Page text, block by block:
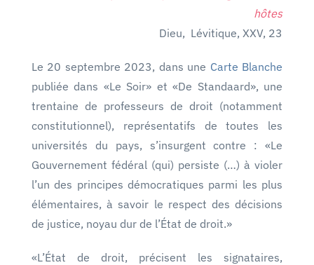
hôtes
Dieu, Lévitique, XXV, 23
Le 20 septembre 2023, dans une Carte Blanche
publiée dans «Le Soir» et «De Standaard», une
trentaine de professeurs de droit (notamment
constitutionnel), représentatifs de toutes les
universités du pays, s’insurgent contre : «Le
Gouvernement fédéral (qui) persiste (…) à violer
l’un des principes démocratiques parmi les plus
élémentaires, à savoir le respect des décisions
de justice, noyau dur de l’État de droit.»
«L’État de droit, précisent les signataires,